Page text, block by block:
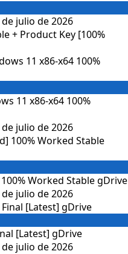
de julio de 2026
+ Product Key [100%
11 x86-x64 100%
de julio de 2026
Worked Stable gDrive
de julio de 2026
[Latest] gDrive
de julio de 2026